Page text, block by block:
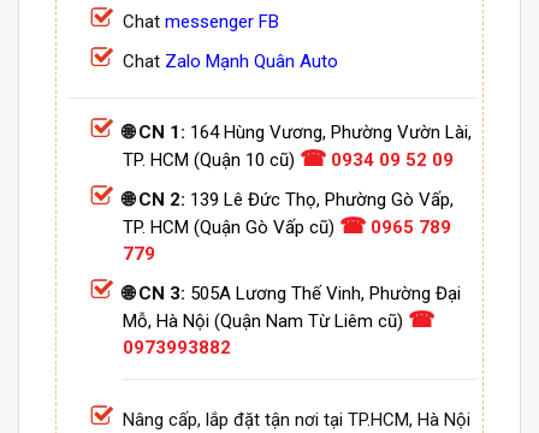
Chat messenger FB
Chat Zalo Mạnh Quân Auto
🌐 CN 1: 164 Hùng Vương, Phường Vườn Lài,
TP. HCM (Quận 10 cũ) ☎ 0934 09 52 09
🌐 CN 2: 139 Lê Đức Thọ, Phường Gò Vấp,
TP. HCM (Quận Gò Vấp cũ) ☎ 0965 789
779
🌐 CN 3: 505A Lương Thế Vinh, Phường Đại
Mỗ, Hà Nội (Quận Nam Từ Liêm cũ) ☎
0973993882
Nâng cấp, lắp đặt tận nơi tại TP.HCM, Hà Nội